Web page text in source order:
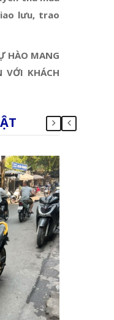
lưu, trao
HÀO MANG
VỚI KHÁCH